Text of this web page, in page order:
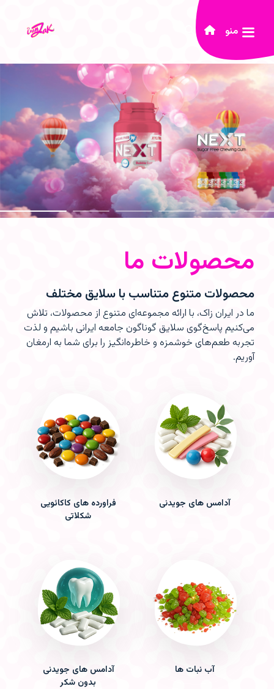
منو
محصولات ما
محصولات متنوع متناسب با سلایق مختلف
ما در ایران زاک، با ارائه مجموعه‌ای متنوع از محصولات، تلاش
می‌کنیم پاسخ‌گوی سلایق گوناگون جامعه ایرانی باشیم و لذت
تجربه طعم‌های خوشمزه و خاطره‌انگیز را برای شما به ارمغان
آوریم.
فراورده های کاکائویی
شکلاتی
آدامس های جویدنی
آدامس های جویدنی
آب نبات ها